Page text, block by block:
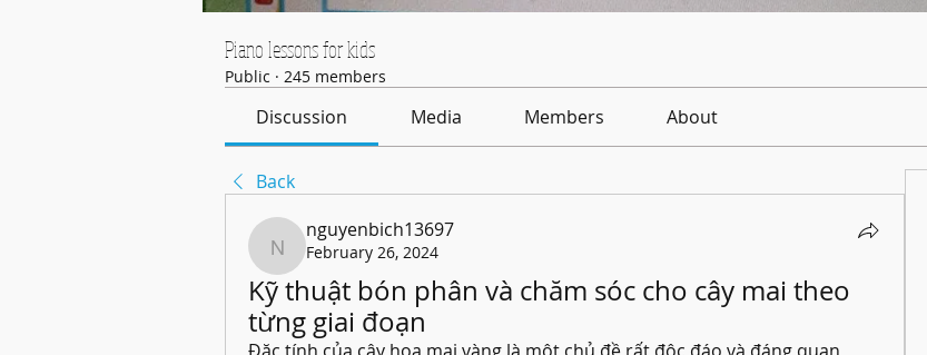
Piano lessons for kids
Public · 245 members
Discussion Media Members About
Back
nguyenbich13697
nguyenbich13697
February 26, 2024
Kỹ thuật bón phân và chăm sóc cho cây mai theo
từng giai đoạn